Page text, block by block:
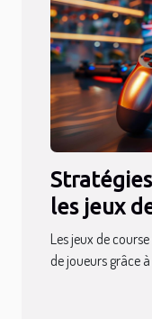
les jeux
combat
Les jeux de
de joueurs grâce